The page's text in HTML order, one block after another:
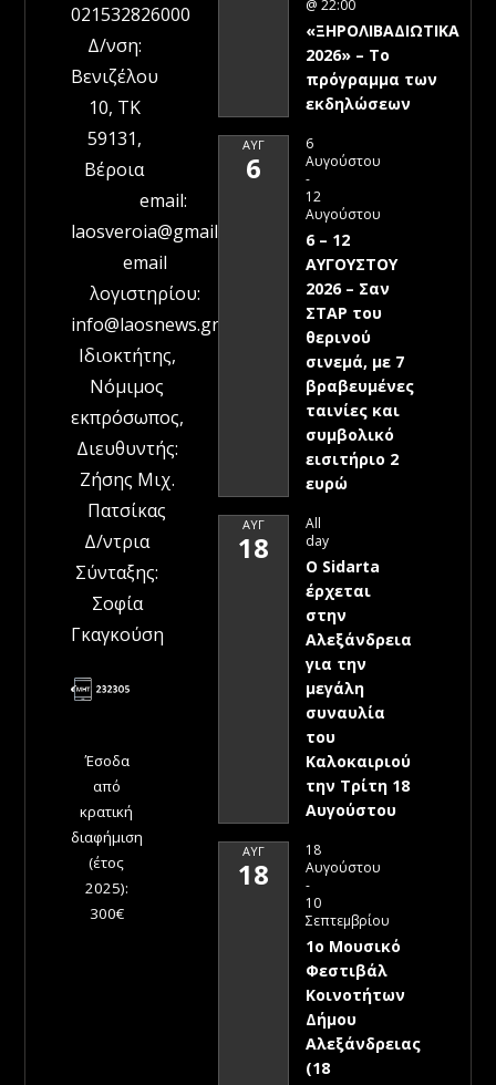
021532826000
Δ/νση:
Βενιζέλου
10, ΤΚ
59131,
Βέροια
email:
laosveroia@gmail.com
email
λογιστηρίου:
info@laosnews.gr
Ιδιοκτήτης,
Νόμιμος
εκπρόσωπος,
Διευθυντής:
Ζήσης Μιχ.
Πατσίκας
Δ/ντρια
Σύνταξης:
Σοφία
Γκαγκούση
Έσοδα
από
κρατική
διαφήμιση
(έτος
2025):
300€
@ 22:00
«ΞΗΡΟΛΙΒΑΔΙΩΤΙΚΑ
2026» – To
πρόγραμμα των
εκδηλώσεων
ΑΥΓ
6
6
Αυγούστου
-
12
Αυγούστου
6 – 12
ΑΥΓΟΥΣΤΟΥ
2026 – Σαν
ΣΤΑΡ του
θερινού
σινεμά, με 7
βραβευμένες
ταινίες και
συμβολικό
εισιτήριο 2
ευρώ
ΑΥΓ
18
All
day
Ο Sidarta
έρχεται
στην
Αλεξάνδρεια
για την
μεγάλη
συναυλία
του
Καλοκαιριού
την Τρίτη 18
Αυγούστου
ΑΥΓ
18
18
Αυγούστου
-
10
Σεπτεμβρίου
1ο Μουσικό
Φεστιβάλ
Κοινοτήτων
Δήμου
Αλεξάνδρειας
(18